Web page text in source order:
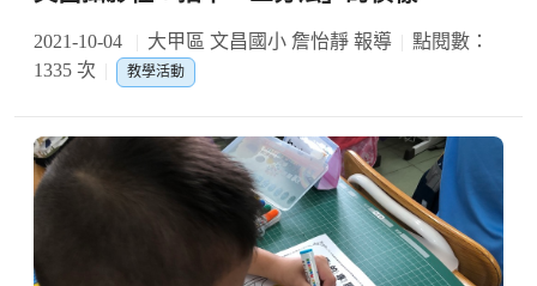
2021-10-04 大甲區 文昌國小 詹怡靜 報導
點閱數：
1335 次
教學活動